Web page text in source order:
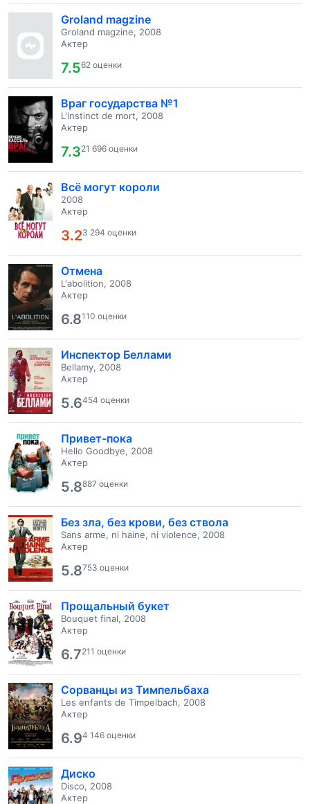
Groland magzine
Groland magzine, 2008
Актер
7.562 оценки
Враг государства №1
L'instinct de mort, 2008
Актер
7.321 696 оценки
Всё могут короли
2008
Актер
3.23 294 оценки
Отмена
L'abolition, 2008
Актер
6.8110 оценки
Инспектор Беллами
Bellamy, 2008
Актер
5.6454 оценки
Привет-пока
Hello Goodbye, 2008
Актер
5.8887 оценки
Без зла, без крови, без ствола
Sans arme, ni haine, ni violence, 2008
Актер
5.8753 оценки
Прощальный букет
Bouquet final, 2008
Актер
6.7211 оценки
Сорванцы из Тимпельбаха
Les enfants de Timpelbach, 2008
Актер
6.94 146 оценки
Диско
Disco, 2008
Актер